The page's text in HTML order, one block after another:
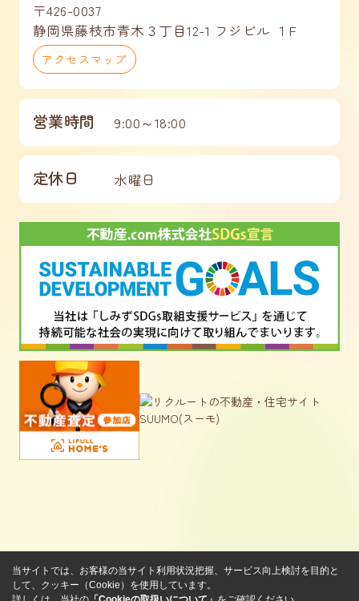
〒426-0037
静岡県藤枝市青木３丁目12-1 フジビル １F
アクセスマップ
営業時間 9:00～18:00
定休日 水曜日
当サイトでは、お客様の当サイト利用状況把握、サービス向上検討を目的と
して、クッキー（Cookie）を使用しています。